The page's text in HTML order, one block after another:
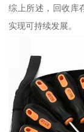
综上所述，回收库
实现可持续发展。